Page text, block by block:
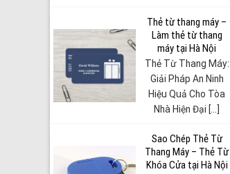
Thẻ từ thang máy –
Làm thẻ từ thang
máy tại Hà Nội
Thẻ Từ Thang Máy:
Giải Pháp An Ninh
Hiệu Quả Cho Tòa
Nhà Hiện Đại [...]
Sao Chép Thẻ Từ
Thang Máy – Thẻ Từ
Khóa Cửa tại Hà Nội